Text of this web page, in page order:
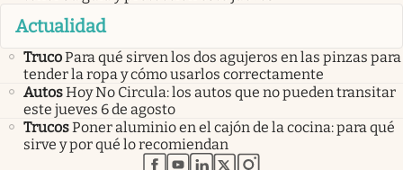
Actualidad
TrucoPara qué sirven los dos agujeros en las pinzas para
tender la ropa y cómo usarlos correctamente
AutosHoy No Circula: los autos que no pueden transitar
este jueves 6 de agosto
TrucosPoner aluminio en el cajón de la cocina: para qué
sirve y por qué lo recomiendan
abre en nueva pestaña
abre en nueva pestaña
abre en nueva pestaña
abre en nueva pestaña
abre en nueva pestaña